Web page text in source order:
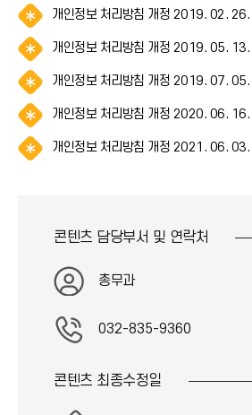
개인정보 처리방침 개정 2019. 02. 26.
개인정보 처리방침 개정 2019. 05. 13.
개인정보 처리방침 개정 2019. 07. 05.
개인정보 처리방침 개정 2020. 06. 16.
개인정보 처리방침 개정 2021. 06. 03.
콘텐츠 담당부서 및 연락처
총무과
032-835-9360
콘텐츠 최종수정일